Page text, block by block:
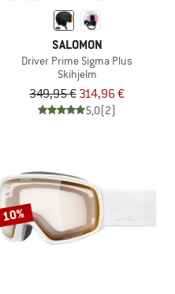
SALOMON
Driver Prime Sigma Plus
Skihjelm
349,95 € 314,96 €
5,0(2)
10%